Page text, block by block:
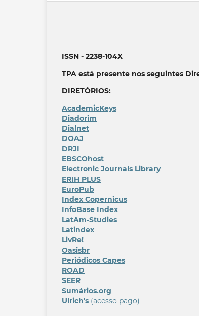
ISSN - 2238-104X
TPA está presente nos seguintes
DIRETÓRIOS:
AcademicKeys
Diadorim
Dialnet
DOAJ
DRJI
EBSCOhost
Electronic Journals Library
ERIH PLUS
EuroPub
Index Copernicus
InfoBase Index
LatAm-Studies
Latindex
LivRe!
Oasisbr
Periódicos Capes
ROAD
SEER
Sumários.org
Ulrich's (acesso pago)